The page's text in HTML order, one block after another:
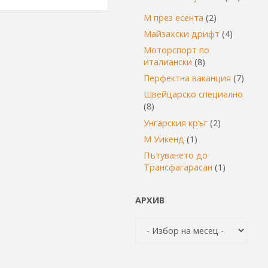
М през есента (2)
Майзахски дрифт (4)
Моторспорт по
италиански (8)
Перфектна ваканция (7)
Швейцарско специално
(8)
Унгарския кръг (2)
М Уикенд (1)
Пътуването до
Трансфагарасан (1)
АРХИВ